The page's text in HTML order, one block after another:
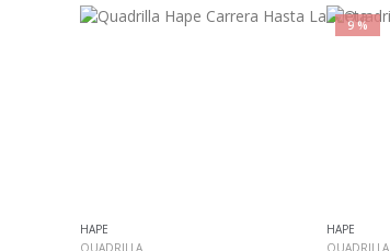
HAPE
QUADRILLA
9 %
HAPE
QUADRILLA